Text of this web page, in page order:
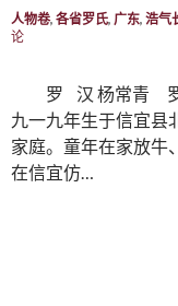
人物卷, 各省罗氏, 广东, 浩气
论
罗 汉 杨常青 罗
九一九年生于信宜县
家庭。童年在家放牛
在信宜仿…